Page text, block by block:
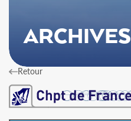
ARCHIVES
Retour